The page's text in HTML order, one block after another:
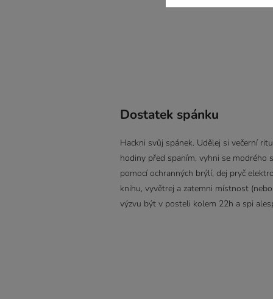
Dostatek spánku
Hackni svůj spánek. Udělej si večerní
hodiny před spaním, vyhni se modrého
pomocí ochranných brýlí, dej pryč
knihu, vyvětrej a zatemni místnost
výzvu být v posteli kolem 22h a spi